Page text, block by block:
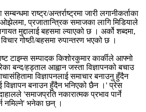
राष्ट्र/अन्तर्राष्ट्रमा जारी लगानीकर्ताका
प्रजातान्त्रिक समाजका लागि मिडियाले
मुद्दालाई बहसमा ल्याएको छ । अर्को शब्दमा,
गोष्ठी/बहसमा रुपान्तरण भएको छ ।
टाइम्स सम्पादक किशोरकुमार कार्कीले आफ्नो
बन्द/हड्ताल आह्वान जस्ता विज्ञापनको बचाउ
विज्ञापनलाई समाचार बनाउनु हुँदैन
विज्ञापन बनाउन हुँदैन भनिएको छैन ।' प्रेस
'समाजप्रति नकारात्मक प्रभाव पार्ने
नमिल्ने' भनेका छन् ।